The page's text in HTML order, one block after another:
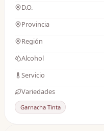
D.O.
Provincia
Región
Alcohol
Servicio
Variedades
Garnacha Tinta